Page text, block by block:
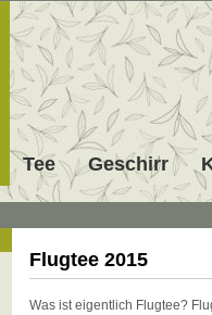
Tee Geschirr
Flugtee 2015
Was ist eigentlich Flugtee?